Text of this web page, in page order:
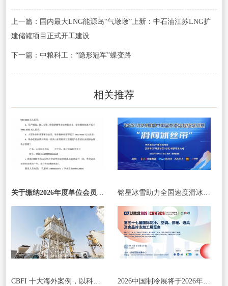
上一篇：国内最大LNG能源岛“气墩墩”上新：中石油江苏LNG扩
建储罐项目正式开工建设
下一篇：中粮科工：“隐形冠军”蝶变路
相关推荐
CBFI 十大海外案例，以科技与服务书写国际合作新篇章 2026中国制冷展将于2026年4月8日至10日在北京·首都国际会展中心举办